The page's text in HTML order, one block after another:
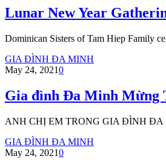
Lunar New Year
Dominican Sisters of Tam Hiep Family
GIA ĐÌNH ĐA MINH
May 24, 20210
Gia đình Đa Minh Mừng
ANH CHỊ EM TRONG GIA ĐÌNH
GIA ĐÌNH ĐA MINH
May 24, 20210